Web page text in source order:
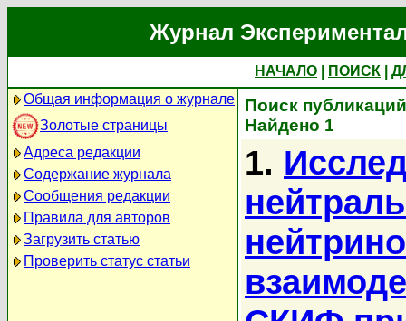
Журнал
НАЧАЛО ПОИСК
Общая информация о журнале
Золотые страницы
Адреса редакции
Содержание журнала
Сообщения редакции
Правила для авторов
Загрузить статью
Проверить статус статьи
Поиск
Найдено 1
1.